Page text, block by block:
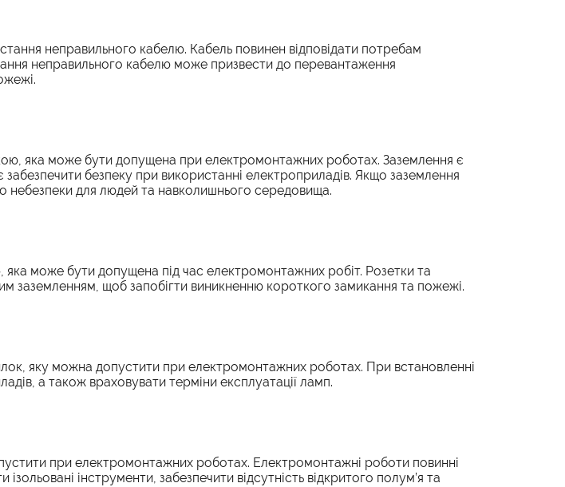
неправильного кабелю. Кабель повинен відповідати потребам
неправильного кабелю може призвести до перевантаження
яка може бути допущена при електромонтажних роботах. Заземлення є
безпеку при використанні електроприладів. Якщо заземлення
небезпеки для людей та навколишнього середовища.
може бути допущена під час електромонтажних робіт. Розетки та
заземленням, щоб запобігти виникненню короткого замикання та пожежі.
яку можна допустити при електромонтажних роботах. При встановленні
а також враховувати терміни експлуатації ламп.
при електромонтажних роботах. Електромонтажні роботи повинні
інструменти, забезпечити відсутність відкритого полум’я та